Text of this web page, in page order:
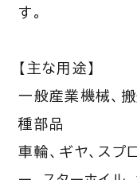
す。
【主な用途】
一般産業機械、
種部品
車輪、ギヤ、スプ